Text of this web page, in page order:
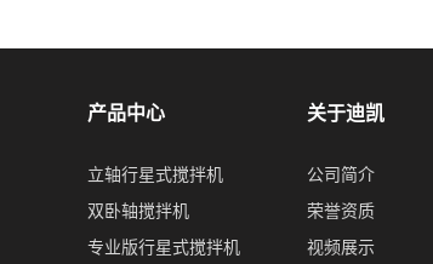
产品中心
立轴行星式搅拌机
双卧轴搅拌机
专业版行星式搅拌机
关于迪凯
公司简介
荣誉资质
视频展示